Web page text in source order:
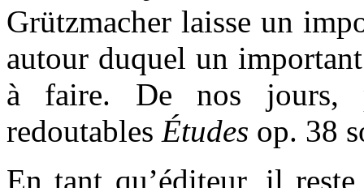
Grützmacher laisse un
autour duquel un
à faire. De nos jours,
redoutables Études op. 38
En tant qu’éditeur, il